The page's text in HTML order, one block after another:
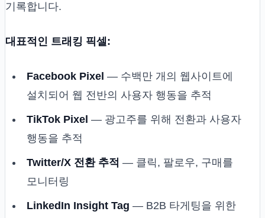
기록합니다.
대표적인 트래킹 픽셀:
Facebook Pixel — 수백만 개의 웹사이트에
설치되어 웹 전반의 사용자 행동을 추적
TikTok Pixel — 광고주를 위해 전환과 사용자
행동을 추적
Twitter/X 전환 추적 — 클릭, 팔로우, 구매를
모니터링
LinkedIn Insight Tag — B2B 타게팅을 위한